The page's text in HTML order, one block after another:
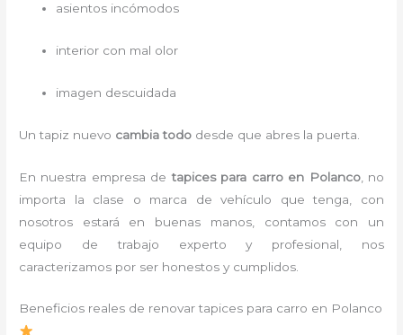
asientos incómodos
interior con mal olor
imagen descuidada
Un tapiz nuevo cambia todo desde que abres la puerta.
En nuestra empresa detapices para carroen Polanco, no
importa la clase o marca de vehículo que tenga, con
nosotros estará en buenas manos, contamos con un
equipo de trabajo experto y profesional, nos
caracterizamos por ser honestos y cumplidos.
Beneficios reales de renovar tapices para carro en Polanco